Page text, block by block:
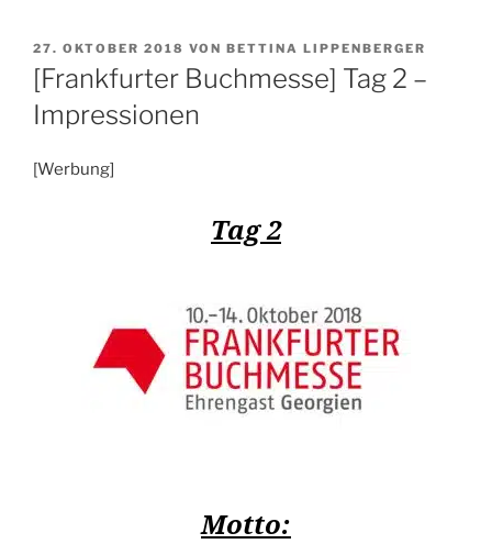
VERÖFFENTLICHT
AM
27. OKTOBER 2018 VON BETTINA LIPPENBERGER
[Frankfurter Buchmesse] Tag 2 –
Impressionen
[Werbung]
Tag 2
Motto: